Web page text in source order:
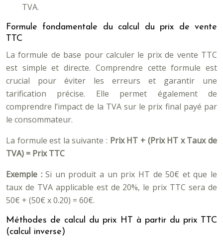
TVA.
Formule fondamentale du calcul du prix de vente
TTC
La formule de base pour calculer le prix de vente TTC
est simple et directe. Comprendre cette formule est
crucial pour éviter les erreurs et garantir une
tarification précise. Elle permet également de
comprendre l’impact de la TVA sur le prix final payé par
le consommateur.
La formule est la suivante : Prix HT + (Prix HT x Taux de
TVA) = Prix TTC
Exemple :Si un produit a un prix HT de 50€ et que le
taux de TVA applicable est de 20%, le prix TTC sera de
50€ + (50€ x 0.20) = 60€.
Méthodes de calcul du prix HT à partir du prix TTC
(calcul inverse)